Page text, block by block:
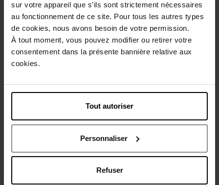
sur votre appareil que s’ils sont strictement nécessaires
au fonctionnement de ce site. Pour tous les autres types
de cookies, nous avons besoin de votre permission.
À tout moment, vous pouvez modifier ou retirer votre
consentement dans la présente bannière relative aux
cookies.
Tout autoriser
Personnaliser
Refuser
Description
Caractéristiques